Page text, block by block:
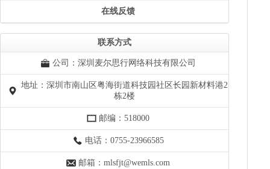
在线反馈
联系方式
公司：深圳麦尔思行网络科技有限公司
地址：深圳市南山区粤海街道科技园社区长园新材料港2
栋2楼
邮编：518000
电话：0755-23966585
邮箱：mlsfjt@wemls.com